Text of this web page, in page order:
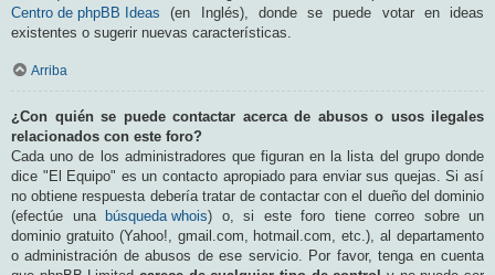
Centro de phpBB Ideas (en Inglés), donde se puede votar en ideas
existentes o sugerir nuevas características.
Arriba
¿Con quién se puede contactar acerca de abusos o usos ilegales
relacionados con este foro?
Cada uno de los administradores que figuran en la lista del grupo donde
dice "El Equipo" es un contacto apropiado para enviar sus quejas. Si así
no obtiene respuesta debería tratar de contactar con el dueño del dominio
(efectúe una
búsqueda whois) o, si este foro tiene correo sobre un
dominio gratuito (Yahoo!, gmail.com, hotmail.com, etc.), al departamento
o administración de abusos de ese servicio. Por favor, tenga en cuenta